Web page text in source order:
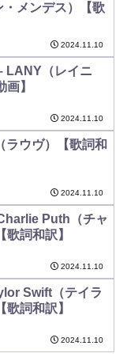
メンデス）【歌
2024.11.10
LANY（レイニ
】
2024.11.10
ウヴ）【歌詞和
2024.11.10
Puth（チャ
詞和訳】
2024.11.10
Swift（テイラ
詞和訳】
2024.11.10